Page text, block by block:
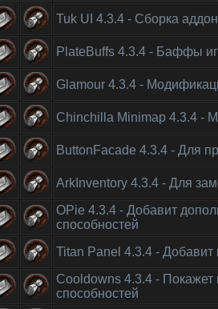
Tuk UI 4.3.4 - Сборка
PlateBuffs 4.3.4 - Баффы
Glamour 4.3.4 -
Chinchilla Minimap 4.3.4 -
ButtonFacade 4.3.4 - Для
ArkInventory 4.3.4 - Для
OPie 4.3.4 - Добавит
способностей
Titan Panel 4.3.4 -
Cooldowns 4.3.4 -
способностей